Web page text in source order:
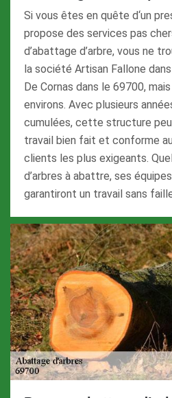
Si vous êtes en quête d‘un
propose des services pas
d’abattage d’arbre, vous ne
la société Artisan Fallone
De Cornas dans le 69700,
environs. Avec plusieurs
cumulées, cette structure
travail bien fait et conforme
clients les plus exigeants.
d’arbres à abattre, ses
garantiront un travail sans